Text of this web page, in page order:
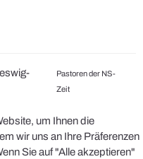
Pastoren der NS-
Zeit
um Ihnen die
wir uns an Ihre Präferenzen
Sie auf "Alle akzeptieren"